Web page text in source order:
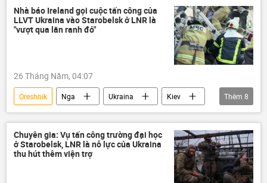
NATO
Ukraina
Nhà báo Ireland gọi cuộc tấn công của
LLVT Ukraina vào Starobelsk ở LNR là
"vượt qua lằn ranh đỏ"
26 Tháng Năm, 04:07
Oreshnik Nga Ukraina
Kiev
Quân đội Ukraina
Donbass
LNR
DNR
Kinzhal
Iskander
Chiến dịch quân sự đặc biệt tại Ukraina
Thêm 8
Chuyên gia: Vụ tấn công trường đại học
ở Starobelsk, LNR là nỗ lực của Ukraina
thu hút thêm viện trợ